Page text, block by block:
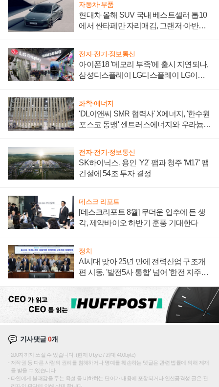
자동차·부품
현대차 올해 SUV 국내 베스트셀러 톱10
에서 싼타페만 자리매김, 그랜저·아반떼
전자·전기·정보통신
아이폰18 '메모리 부족'에 출시 지연되나,
삼성디스플레이 LG디스플레이 LG이노
화학·에너지
'DL이앤씨 SMR 협력사' X에너지, '한수원
포스코 동맹' 센트러스에너지와 우라늄
전자·전기·정보통신
SK하이닉스, 용인 'Y2' 팹과 청주 'M17' 팹
건설에 54조 투자 결정
데스크 리포트
[데스크리포트 8월] 무더운 입추에 든 생
각, 제약바이오 하반기 훈풍 기대한다
정치
AI시대 맞아 25년 만에 전력산업 구조개
편 시동, '발전5사 통합' 넘어 '한전 지주사'
기사댓글0개
200자까지 쓰실 수 있습니다. (현재 0 byte / 최대 400byte)
저작권 등 다른 사람의 권리를 침해하거나 명예를 훼손하는 댓글은 관련 법률에 의해 제재
를 받을 수 있습니다.
타인에게 불쾌감을 주는 욕설 등 비하하는 단어가 내용에 포함되거나 인신공격성 글은 관